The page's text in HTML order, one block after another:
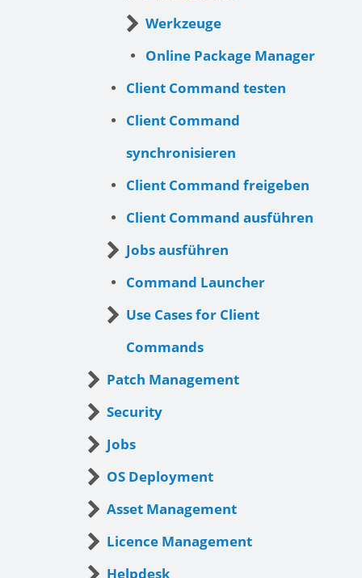
Werkzeuge
Online Package Manager
Client Command testen
Client Command
synchronisieren
Client Command freigeben
Client Command ausführen
Jobs ausführen
Command Launcher
Use Cases for Client
Commands
Patch Management
Security
Jobs
OS Deployment
Asset Management
Licence Management
Helpdesk